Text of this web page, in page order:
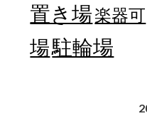
置き場楽器可
場駐輪場